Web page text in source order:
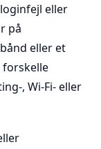
eller
på
eller et
, Wi-Fi- eller